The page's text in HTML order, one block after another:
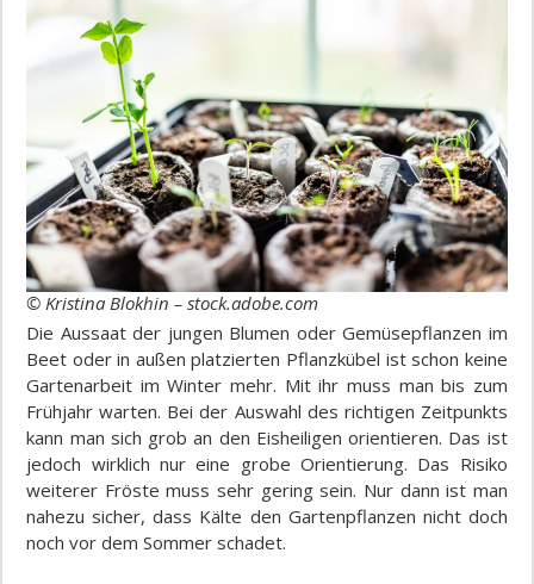
© Kristina Blokhin – stock.adobe.com
Die Aussaat der jungen Blumen oder Gemüsepflanzen im
Beet oder in außen platzierten Pflanzkübel ist schon keine
Gartenarbeit im Winter mehr. Mit ihr muss man bis zum
Frühjahr warten. Bei der Auswahl des richtigen Zeitpunkts
kann man sich grob an den Eisheiligen orientieren. Das ist
jedoch wirklich nur eine grobe Orientierung. Das Risiko
weiterer Fröste muss sehr gering sein. Nur dann ist man
nahezu sicher, dass Kälte den Gartenpflanzen nicht doch
noch vor dem Sommer schadet.